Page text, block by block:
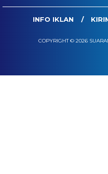
INFO IKLAN
COPYRIGHT © 2026